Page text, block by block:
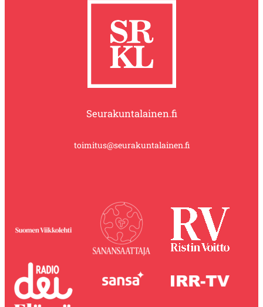
Seurakuntalainen.fi
toimitus@seurakuntalainen.fi